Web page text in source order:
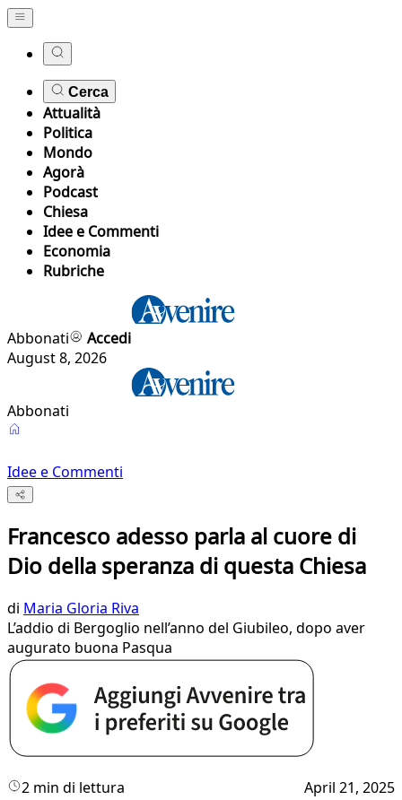
Cerca
Attualità
Politica
Mondo
Agorà
Podcast
Chiesa
Idee e Commenti
Economia
Rubriche
Abbonati
Accedi
August 8, 2026
Abbonati
Idee e Commenti
Francesco adesso parla al cuore di
Dio della speranza di questa Chiesa
di Maria Gloria Riva
L’addio di Bergoglio nell’anno del Giubileo, dopo aver
augurato buona Pasqua
2 min di lettura April 21, 2025